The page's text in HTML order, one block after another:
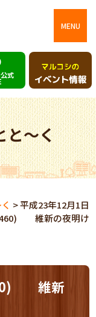
MENU
式
と～く
>平成23年12月1日
維新の夜明け
維新